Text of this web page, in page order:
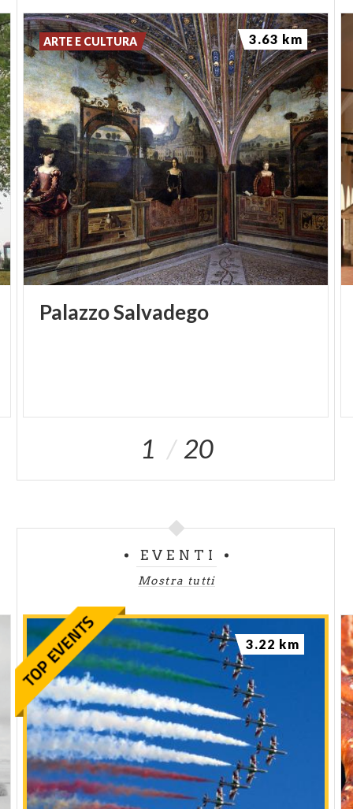
PalazzoSalvadego
ARTE E CULTURA 3.63 km
1 20
EVENTI
Mostra tutti
3.22 km